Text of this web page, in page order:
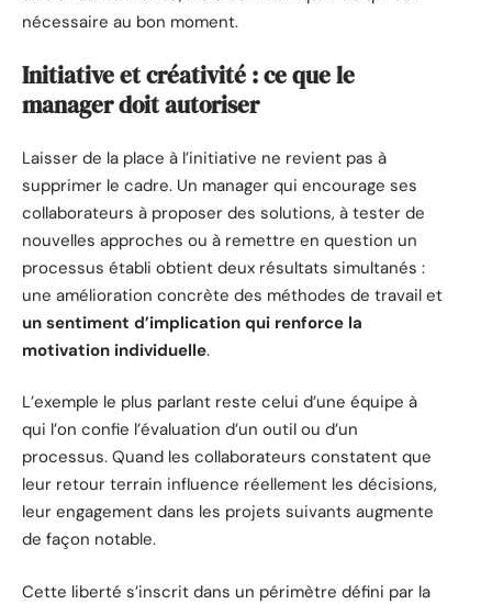
nécessaire au bon moment.
Initiative et créativité : ce que le
manager doit autoriser
Laisser de la place à l’initiative ne revient pas à
supprimer le cadre. Un manager qui encourage ses
collaborateurs à proposer des solutions, à tester de
nouvelles approches ou à remettre en question un
processus établi obtient deux résultats simultanés :
une amélioration concrète des méthodes de travail et
un sentiment d’implication qui renforce la
motivation individuelle.
L’exemple le plus parlant reste celui d’une équipe à
qui l’on confie l’évaluation d’un outil ou d’un
processus. Quand les collaborateurs constatent que
leur retour terrain influence réellement les décisions,
leur engagement dans les projets suivants augmente
de façon notable.
Cette liberté s’inscrit dans un périmètre défini par la